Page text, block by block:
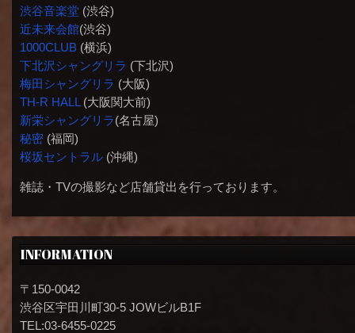
渋谷音楽堂(渋谷)
近未来会館(渋谷)
1000CLUB(横浜)
下北沢シャングリラ (下北沢)
梅田シャングリラ (大阪)
TH-R HALL(大阪関大前)
新栄シャングリラ(名古屋)
秘密(福岡)
桜坂セントラル(沖縄)
雑誌・TVの撮影など店舗貸出を行っております。
INFORMATION
〒150-0042
渋谷区宇田川町30-5 JOWビルB1F
TEL:03-6455-0225